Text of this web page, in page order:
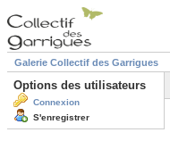
Galerie Collectif des Garrigues
Options des utilisateurs
Connexion
S'enregistrer